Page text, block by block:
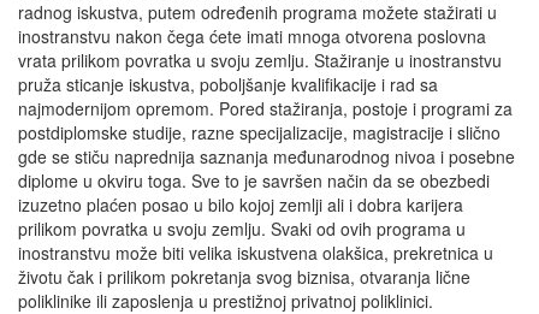
radnog iskustva, putem određenih programa možete stažirati u
inostranstvu nakon čega ćete imati mnoga otvorena poslovna
vrata prilikom povratka u svoju zemlju. Stažiranje u inostranstvu
pruža sticanje iskustva, poboljšanje kvalifikacije i rad sa
najmodernijom opremom. Pored stažiranja, postoje i programi za
postdiplomske studije, razne specijalizacije, magistracije i slično
gde se stiču naprednija saznanja međunarodnog nivoa i posebne
diplome u okviru toga. Sve to je savršen način da se obezbedi
izuzetno plaćen posao u bilo kojoj zemlji ali i dobra karijera
prilikom povratka u svoju zemlju. Svaki od ovih programa u
inostranstvu može biti velika iskustvena olakšica, prekretnica u
životu čak i prilikom pokretanja svog biznisa, otvaranja lične
poliklinike ili zaposlenja u prestižnoj privatnoj poliklinici.